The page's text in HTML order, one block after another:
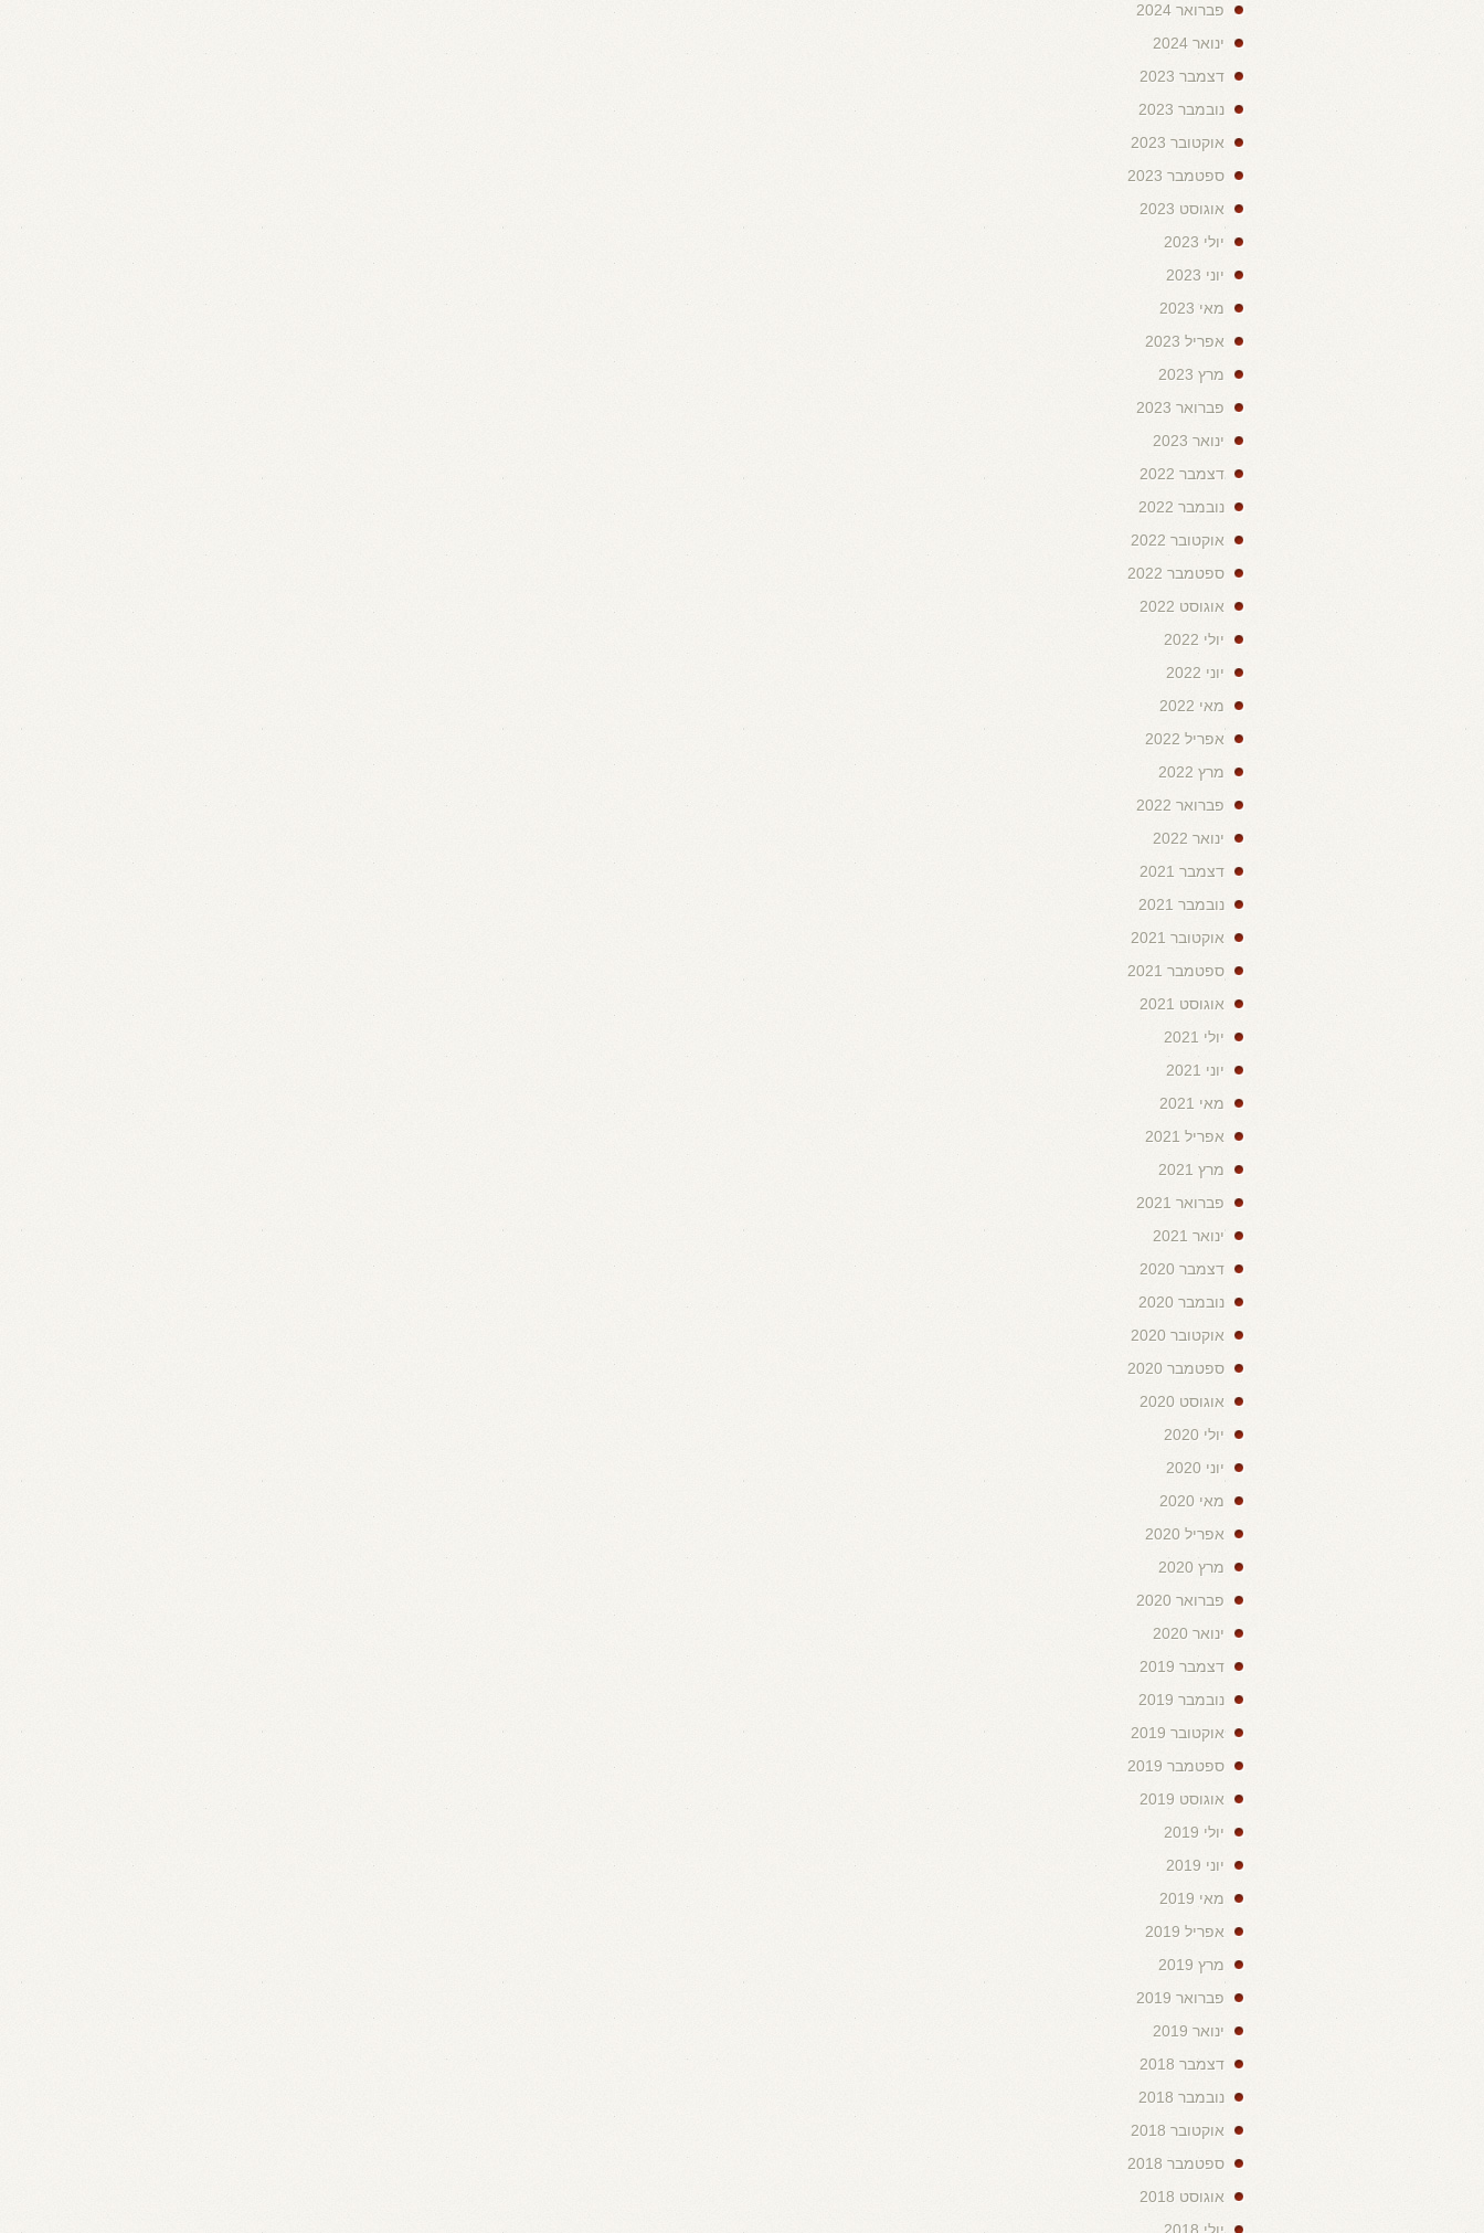
פברואר 2024
ינואר 2024
דצמבר 2023
נובמבר 2023
אוקטובר 2023
ספטמבר 2023
אוגוסט 2023
יולי 2023
יוני 2023
מאי 2023
אפריל 2023
מרץ 2023
פברואר 2023
ינואר 2023
דצמבר 2022
נובמבר 2022
אוקטובר 2022
ספטמבר 2022
אוגוסט 2022
יולי 2022
יוני 2022
מאי 2022
אפריל 2022
מרץ 2022
פברואר 2022
ינואר 2022
דצמבר 2021
נובמבר 2021
אוקטובר 2021
ספטמבר 2021
אוגוסט 2021
יולי 2021
יוני 2021
מאי 2021
אפריל 2021
מרץ 2021
פברואר 2021
ינואר 2021
דצמבר 2020
נובמבר 2020
אוקטובר 2020
ספטמבר 2020
אוגוסט 2020
יולי 2020
יוני 2020
מאי 2020
אפריל 2020
מרץ 2020
פברואר 2020
ינואר 2020
דצמבר 2019
נובמבר 2019
אוקטובר 2019
ספטמבר 2019
אוגוסט 2019
יולי 2019
יוני 2019
מאי 2019
אפריל 2019
מרץ 2019
פברואר 2019
ינואר 2019
דצמבר 2018
נובמבר 2018
אוקטובר 2018
ספטמבר 2018
אוגוסט 2018